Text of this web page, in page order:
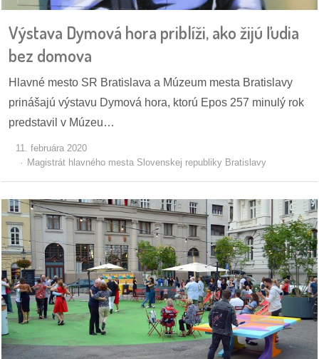
Výstava Dymová hora priblíži, ako žijú ľudia
bez domova
Hlavné mesto SR Bratislava a Múzeum mesta Bratislavy
prinášajú výstavu Dymová hora, ktorú Epos 257 minulý rok
predstavil v Múzeu…
11. februára 2020
Magistrát hlavného mesta Slovenskej republiky Bratislavy